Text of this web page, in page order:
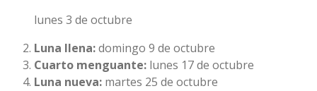
lunes 3 de octubre
Luna llena:domingo 9 de octubre
Cuarto menguante: lunes 17 de octubre
Luna nueva: martes 25 de octubre